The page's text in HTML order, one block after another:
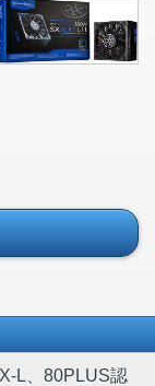
L、80PLUS認